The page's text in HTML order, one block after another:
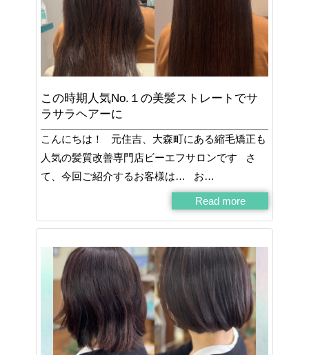
この時期人気No.１の美髪ストレートでサ
ラサラヘアーに
こんにちは！ 元住吉、大森町にある縮毛矯正も
人気の髪質改善専門店ビーエフサロンです さ
て、今回ご紹介するお客様は… お…
Read more